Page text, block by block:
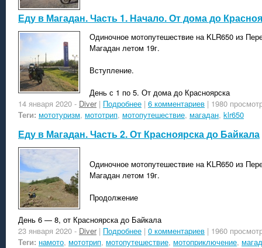
Еду в Магадан. Часть 1. Начало. От дома до
Одиночное мотопутешествие на KLR650 из
Магадан летом 19г.
Вступление.
День с 1 по 5. От дома до Красноярска
14 января 2020 - Diver| Подробнее | 6 комментариев | 1980
Теги: мототуризм, мототрип, мотопутешествие, магадан, klr650
Еду в Магадан. Часть 2. От Красноярска до Байкала
Одиночное мотопутешествие на KLR650 из
Магадан летом 19г.
Продолжение
День 6 — 8, от Красноярска до Байкала
23 января 2020 - Diver| Подробнее | 0 комментариев | 1960
Теги: намото, мототрип, мотопутешествие, мотоприключение,